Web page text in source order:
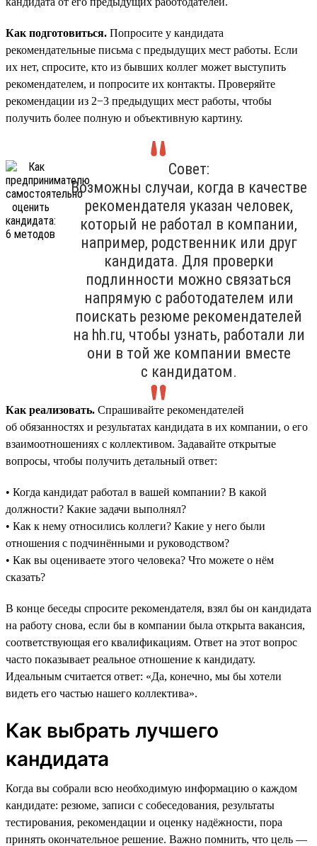
Как подготовиться. Попросите у кандидата
рекомендательные письма с предыдущих мест работы. Если
их нет, спросите, кто из бывших коллег может выступить
рекомендателем, и попросите их контакты. Проверяйте
рекомендации из 2−3 предыдущих мест работы, чтобы
получить более полную и объективную картину.
Совет:
Возможны случаи, когда в качестве
рекомендателя указан человек,
который не работал в компании,
например, родственник или друг
кандидата. Для проверки
подлинности можно связаться
напрямую с работодателем или
поискать резюме рекомендателей
на hh.ru, чтобы узнать, работали ли
они в той же компании вместе
с кандидатом.
Как реализовать. Спрашивайте рекомендателей
об обязанностях и результатах кандидата в их компании, о его
взаимоотношениях с коллективом. Задавайте открытые
вопросы, чтобы получить детальный ответ:
• Когда кандидат работал в вашей компании? В какой
должности? Какие задачи выполнял?
• Как к нему относились коллеги? Какие у него были
отношения с подчинёнными и руководством?
• Как вы оцениваете этого человека? Что можете о нём
сказать?
В конце беседы спросите рекомендателя, взял бы он кандидата
на работу снова, если бы в компании была открыта вакансия,
соответствующая его квалификациям. Ответ на этот вопрос
часто показывает реальное отношение к кандидату.
Идеальным считается ответ: «Да, конечно, мы бы хотели
видеть его частью нашего коллектива».
Как выбрать лучшего
кандидата
Когда вы собрали всю необходимую информацию о каждом
кандидате: резюме, записи с собеседования, результаты
тестирования, рекомендации и оценку надёжности, пора
принять окончательное решение. Важно помнить, что цель —